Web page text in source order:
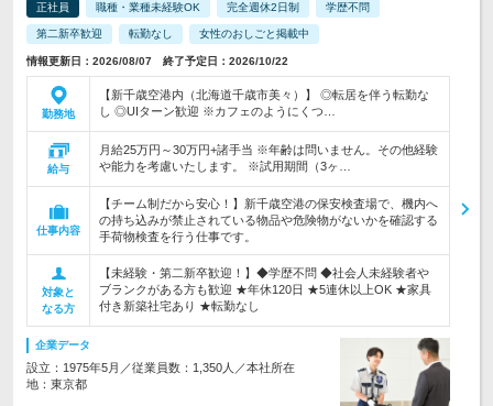
正社員 職種・業種未経験OK 完全週休2日制 学歴不問
第二新卒歓迎 転勤なし 女性のおしごと掲載中
情報更新日：2026/08/07 終了予定日：2026/10/22
勤務地
【新千歳空港内（北海道千歳市美々）】 ◎転居を伴う転勤な
し ◎UIターン歓迎 ※カフェのようにくつ…
給与
月給25万円～30万円+諸手当 ※年齢は問いません。その他経験
や能力を考慮いたします。 ※試用期間（3ヶ…
仕事内容
【チーム制だから安心！】新千歳空港の保安検査場で、機内へ
の持ち込みが禁止されている物品や危険物がないかを確認する
手荷物検査を行う仕事です。
対象と
なる方
【未経験・第二新卒歓迎！】◆学歴不問 ◆社会人未経験者や
ブランクがある方も歓迎 ★年休120日 ★5連休以上OK ★家具
付き新築社宅あり ★転勤なし
企業データ
設立：1975年5月／従業員数：1,350人／本社所在
地：東京都